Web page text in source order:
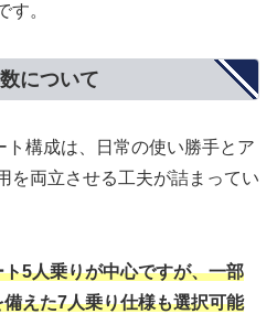
す。
について
構成は、日常の使い勝手とア
を両立させる工夫が詰まってい
5人乗りが中心ですが、一部
えた7人乗り仕様も選択可能